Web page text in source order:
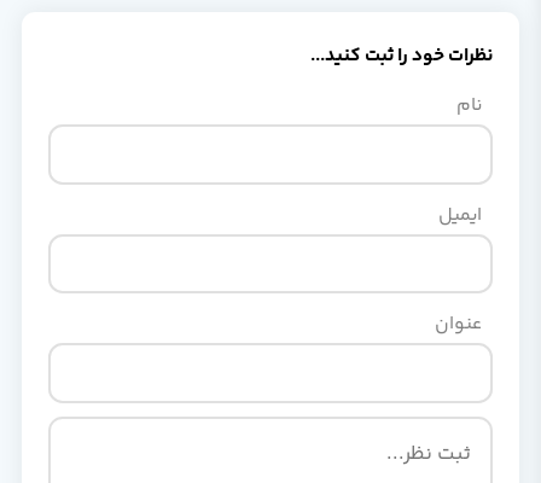
نظرات خود را ثبت کنید...
نام
ایمیل
عنوان